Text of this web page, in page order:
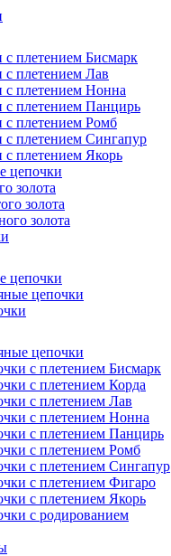
с плетением Бисмарк
с плетением Лав
с плетением Нонна
с плетением Панцирь
с плетением Ромб
с плетением Сингапур
с плетением Якорь
цепочки
золота
золота
золота
цепочки
цепочки
цепочки
с плетением Бисмарк
с плетением Корда
с плетением Лав
с плетением Нонна
с плетением Панцирь
с плетением Ромб
с плетением Сингапур
с плетением Фигаро
с плетением Якорь
с родированием